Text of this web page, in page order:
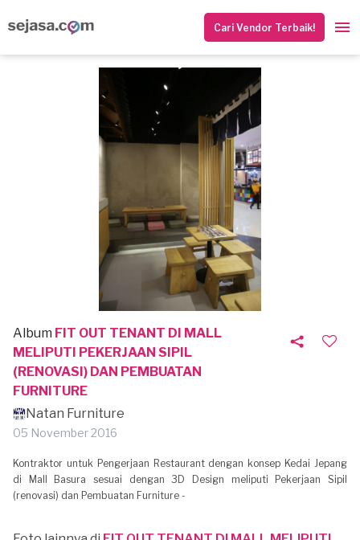
Cari Vendor Terbaik!
Album FIT OUT TENANT DI MALL
MELIPUTI PEKERJAAN SIPIL
(RENOVASI) DAN PEMBUATAN
FURNITURE
Natan Furniture
05 November 2016
Kontraktor untuk Pengerjaan Restaurant dengan konsep Kedai Jepang
di Mall Basura sesuai dengan 3D Design meliputi Pekerjaan Sipil
(renovasi) dan Pembuatan Furniture -